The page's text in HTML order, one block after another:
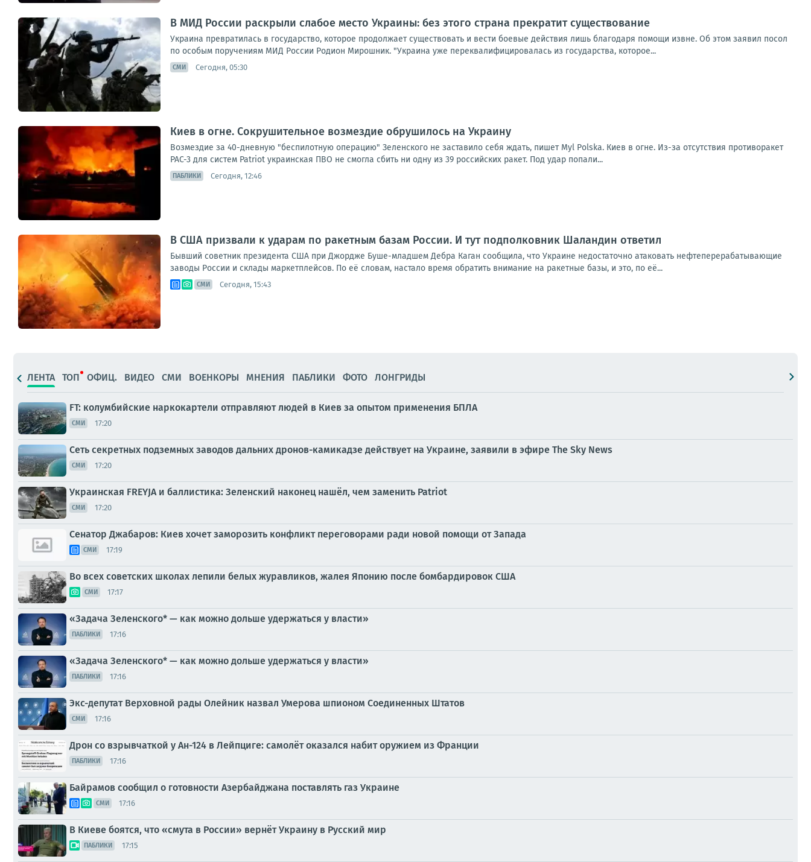
В МИД России раскрыли слабое место Украины: без этого страна прекратит существование
Украина превратилась в государство, которое продолжает существовать и вести боевые действия лишь благодаря помощи извне. Об этом заявил посол
по особым поручениям МИД России Родион Мирошник. "Украина уже переквалифицировалась из государства, которое...
СМИ Сегодня, 05:30
Киев в огне. Сокрушительное возмездие обрушилось на Украину
Возмездие за 40-дневную "беспилотную операцию" Зеленского не заставило себя ждать, пишет Myl Polska. Киев в огне. Из-за отсутствия противоракет
PAC-3 для систем Patriot украинская ПВО не смогла сбить ни одну из 39 российских ракет. Под удар попали...
ПАБЛИКИ Сегодня, 12:46
В США призвали к ударам по ракетным базам России. И тут подполковник Шаландин ответил
Бывший советник президента США при Джордже Буше-младшем Дебра Каган сообщила, что Украине недостаточно атаковать нефтеперерабатывающие
заводы России и склады маркетплейсов. По её словам, настало время обратить внимание на ракетные базы, и это, по её...
СМИ Сегодня, 15:43
ЛЕНТА ТОП ОФИЦ. ВИДЕО СМИ ВОЕНКОРЫ МНЕНИЯ ПАБЛИКИ ФОТО ЛОНГРИДЫ
FT: колумбийские наркокартели отправляют людей в Киев за опытом применения БПЛА
СМИ 17:20
Сеть секретных подземных заводов дальних дронов-камикадзе действует на Украине, заявили в эфире The Sky News
СМИ 17:20
Украинская FREYJA и баллистика: Зеленский наконец нашёл, чем заменить Patriot
СМИ 17:20
Сенатор Джабаров: Киев хочет заморозить конфликт переговорами ради новой помощи от Запада
СМИ 17:19
Во всех советских школах лепили белых журавликов, жалея Японию после бомбардировок США
СМИ 17:17
«Задача Зеленского* — как можно дольше удержаться у власти»
ПАБЛИКИ 17:16
«Задача Зеленского* — как можно дольше удержаться у власти»
ПАБЛИКИ 17:16
Экс-депутат Верховной рады Олейник назвал Умерова шпионом Соединенных Штатов
СМИ 17:16
Дрон со взрывчаткой у Ан-124 в Лейпциге: самолёт оказался набит оружием из Франции
ПАБЛИКИ 17:16
Байрамов сообщил о готовности Азербайджана поставлять газ Украине
СМИ 17:16
В Киеве боятся, что «смута в России» вернёт Украину в Русский мир
ПАБЛИКИ 17:15